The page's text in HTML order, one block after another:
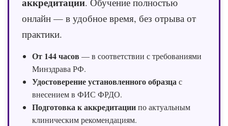
онлайн — в удобное время, без отрыва от
практики.
От 144 часов — в соответствии с требованиями
Минздрава РФ.
Удостоверение установленного образцас
внесением в ФИС ФРДО.
Подготовка к аккредитациипо актуальным
клиническим рекомендациям.